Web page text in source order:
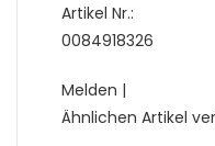
Artikel Nr.:
0084918326
Melden |
Ähnlichen Artikel